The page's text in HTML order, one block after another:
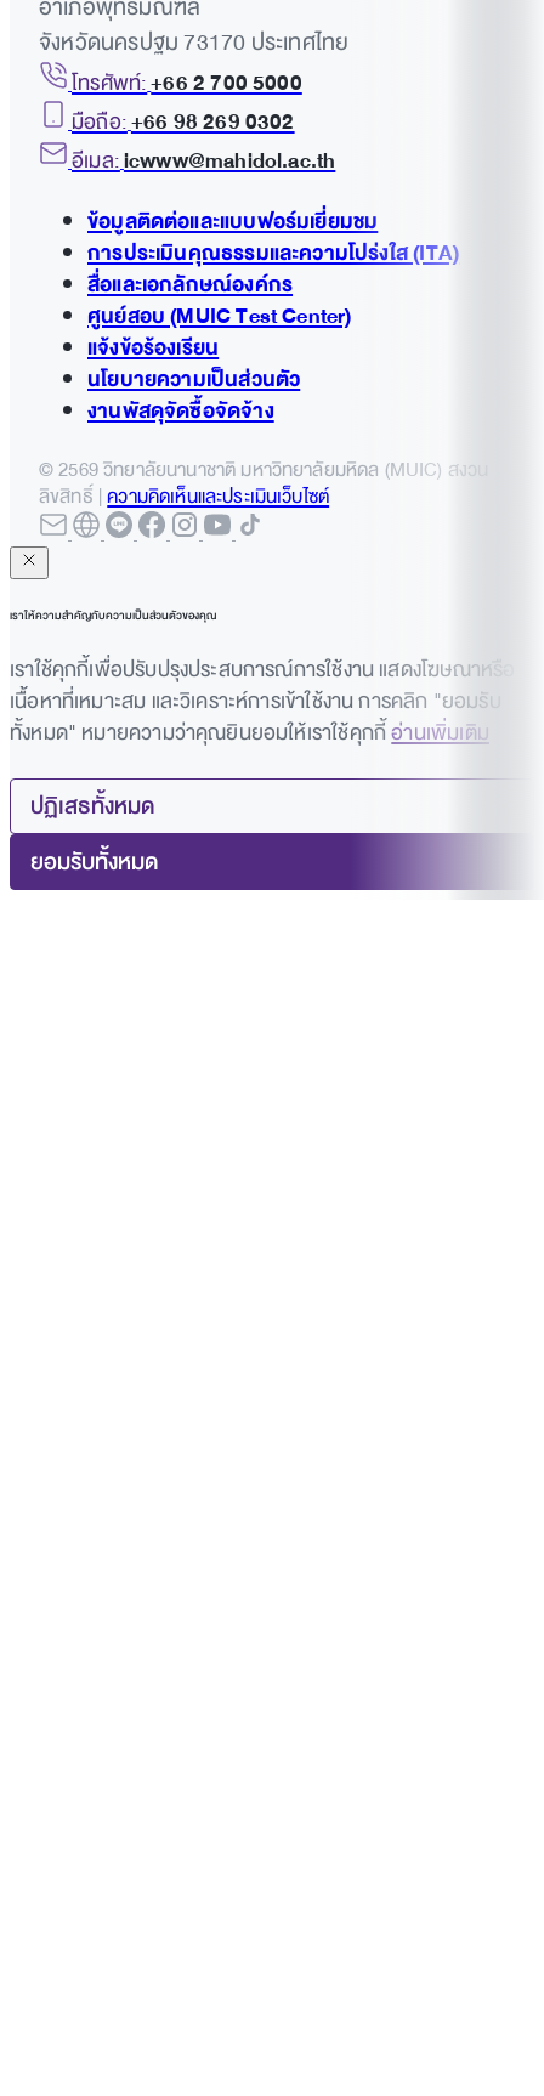
จังหวัดนครปฐม 73170 ประเทศไทย
โทรศัพท์:+66 2 700 5000
มือถือ:+66 98 269 0302
อีเมล:icwww@mahidol.ac.th
ข้อมูลติดต่อและแบบฟอร์มเยี่ยมชม
การประเมินคุณธรรมและความโปร่งใส (ITA)
สื่อและเอกลักษณ์องค์กร
ศูนย์สอบ (MUIC Test Center)
แจ้งข้อร้องเรียน
นโยบายความเป็นส่วนตัว
งานพัสดุจัดซื้อจัดจ้าง
© 2569 วิทยาลัยนานาชาติ มหาวิทยาลัยมหิดล (MUIC) สงวน
ลิขสิทธิ์ |ความคิดเห็นและประเมินเว็บไซต์
เราให้ความสำคัญกับความเป็นส่วนตัวของคุณ
เราใช้คุกกี้เพื่อปรับปรุงประสบการณ์การใช้งาน แสดงโฆษณาหรือ
เนื้อหาที่เหมาะสม และวิเคราะห์การเข้าใช้งาน การคลิก "ยอมรับ
ทั้งหมด" หมายความว่าคุณยินยอมให้เราใช้คุกกี้อ่านเพิ่มเติม
ปฏิเสธทั้งหมด
ยอมรับทั้งหมด